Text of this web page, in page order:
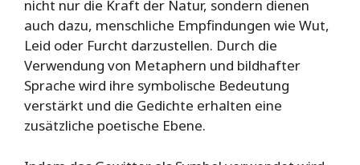
nicht nur die Kraft der Natur, sondern dienen
auch dazu, menschliche Empfindungen wie Wut,
Leid oder Furcht darzustellen. Durch die
Verwendung von Metaphern und bildhafter
Sprache wird ihre symbolische Bedeutung
verstärkt und die Gedichte erhalten eine
zusätzliche poetische Ebene.